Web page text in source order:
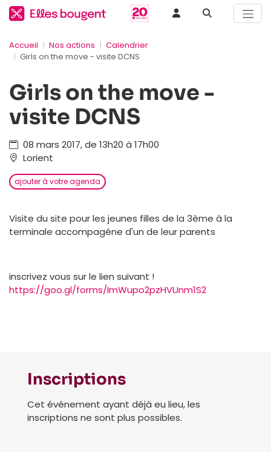
Accueil Nos actions
Calendrier
Girls on the move - visite DCNS
Girls on the move -
visite DCNS
08 mars 2017, de 13h20 à 17h00
Lorient
ajouter à votre agenda
Visite du site pour les jeunes filles de la 3ème à la
terminale accompagéne d'un de leur parents
inscrivez vous sur le lien suivant !
https://goo.gl/forms/ImWupo2pzHVUnm1S2
Inscriptions
Cet événement ayant déjà eu lieu, les
inscriptions ne sont plus possibles.